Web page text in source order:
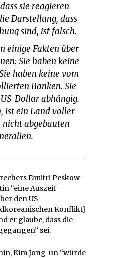
sie reagieren
Darstellung, dass
sind, ist falsch.
Sie haben keine
haben keine vom
Banken. Sie
Dollar abhängig.
ist ein Land voller
nicht abgebauten
Dmitri Peskow
“eine Auszeit
den US-
Konflikt]
er glaube, dass die
sei.
Kim Jong-un “würde